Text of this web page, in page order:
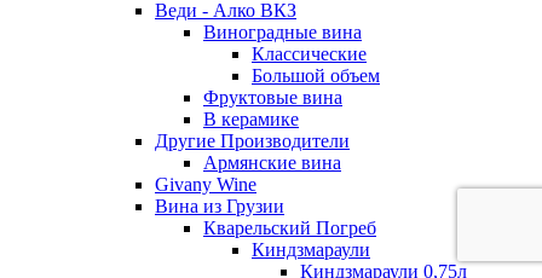
Веди - Алко ВКЗ
Виноградные вина
Классические
Большой объем
Фруктовые вина
В керамике
Другие Производители
Армянские вина
Givany Wine
Вина из Грузии
Кварельский Погреб
Киндзмараули
Киндзмараули 0,75л